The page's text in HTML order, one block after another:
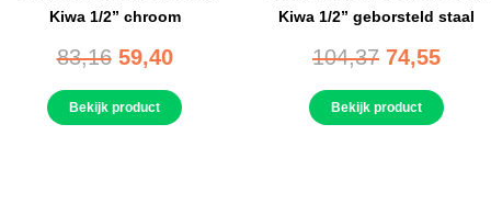
Kiwa 1/2” chroom
83,16 59,40
Bekijk product
Kiwa 1/2” geborsteld staal
104,37 74,55
Bekijk product